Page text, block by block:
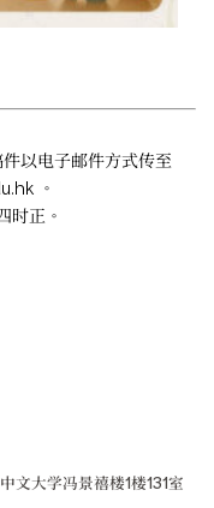
以电子邮件方式传至
。
时正。
文大学冯景禧楼1楼131室